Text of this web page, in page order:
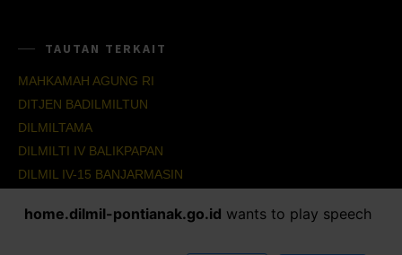
TAUTAN TERKAIT
MAHKAMAH AGUNG RI
DITJEN BADILMILTUN
DILMILTAMA
DILMILTI IV BALIKPAPAN
DILMIL IV-15 BANJARMASIN
home.dilmil-pontianak.go.id wants to play speech